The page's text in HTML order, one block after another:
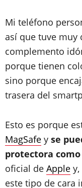
Mi teléfono
así que tuve muy
complemento
porque tienen
sino porque
trasera del
Esto es porque
MagSafe y se
protectora
oficial de Apple
este tipo de cara